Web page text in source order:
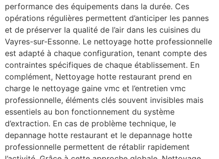
performance des équipements dans la durée. Ces
opérations régulières permettent d’anticiper les pannes
et de préserver la qualité de l’air dans les cuisines du
Vayres-sur-Essonne. Le nettoyage hotte professionnelle
est adapté à chaque configuration, tenant compte des
contraintes spécifiques de chaque établissement. En
complément, Nettoyage hotte restaurant prend en
charge le nettoyage gaine vmc et l’entretien vmc
professionnelle, éléments clés souvent invisibles mais
essentiels au bon fonctionnement du système
d’extraction. En cas de problème technique, le
depannage hotte restaurant et le depannage hotte
professionnelle permettent de rétablir rapidement